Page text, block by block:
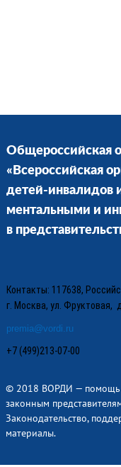
Общероссийская
«Всероссийская
детей-инвалидов
ментальными и
в
Контакты: 117638,
г. Москва, ул. Фруктовая,
premia@vordi.ru
+7 (499)213-07-00
© 2018 ВОРДИ — помощь
законным
Законодательство,
материалы.